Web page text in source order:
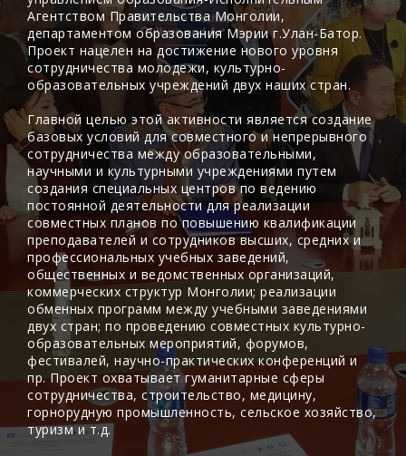
Агентством Правительства Монголии,
департаментом образования Мэрии г.Улан-Батор.
Проект нацелен на достижение нового уровня
сотрудничества молодежи, культурно-
образовательных учреждений двух наших стран.
Главной целью этой активности является создание
базовых условий для совместного и непрерывного
сотрудничества между образовательными,
научными и культурными учреждениями путем
создания специальных центров по ведению
постоянной деятельности для реализации
совместных планов по повышению квалификации
преподавателей и сотрудников высших, средних и
профессиональных учебных заведений,
общественных и ведомственных организаций,
коммерческих структур Монголии; реализации
обменных программ между учебными заведениями
двух стран; по проведению совместных культурно-
образовательных мероприятий, форумов,
фестивалей, научно-практических конференций и
пр. Проект охватывает гуманитарные сферы
сотрудничества, строительство, медицину,
горнорудную промышленность, сельское хозяйство,
туризм и т.д.